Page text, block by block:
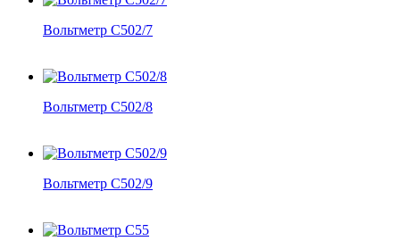
Вольтметр С502/7
Вольтметр С502/8
Вольтметр С502/9